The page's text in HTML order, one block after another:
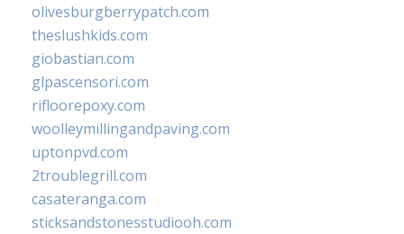
olivesburgberrypatch.com
theslushkids.com
giobastian.com
glpascensori.com
rifloorepoxy.com
woolleymillingandpaving.com
uptonpvd.com
2troublegrill.com
casateranga.com
sticksandstonesstudiooh.com